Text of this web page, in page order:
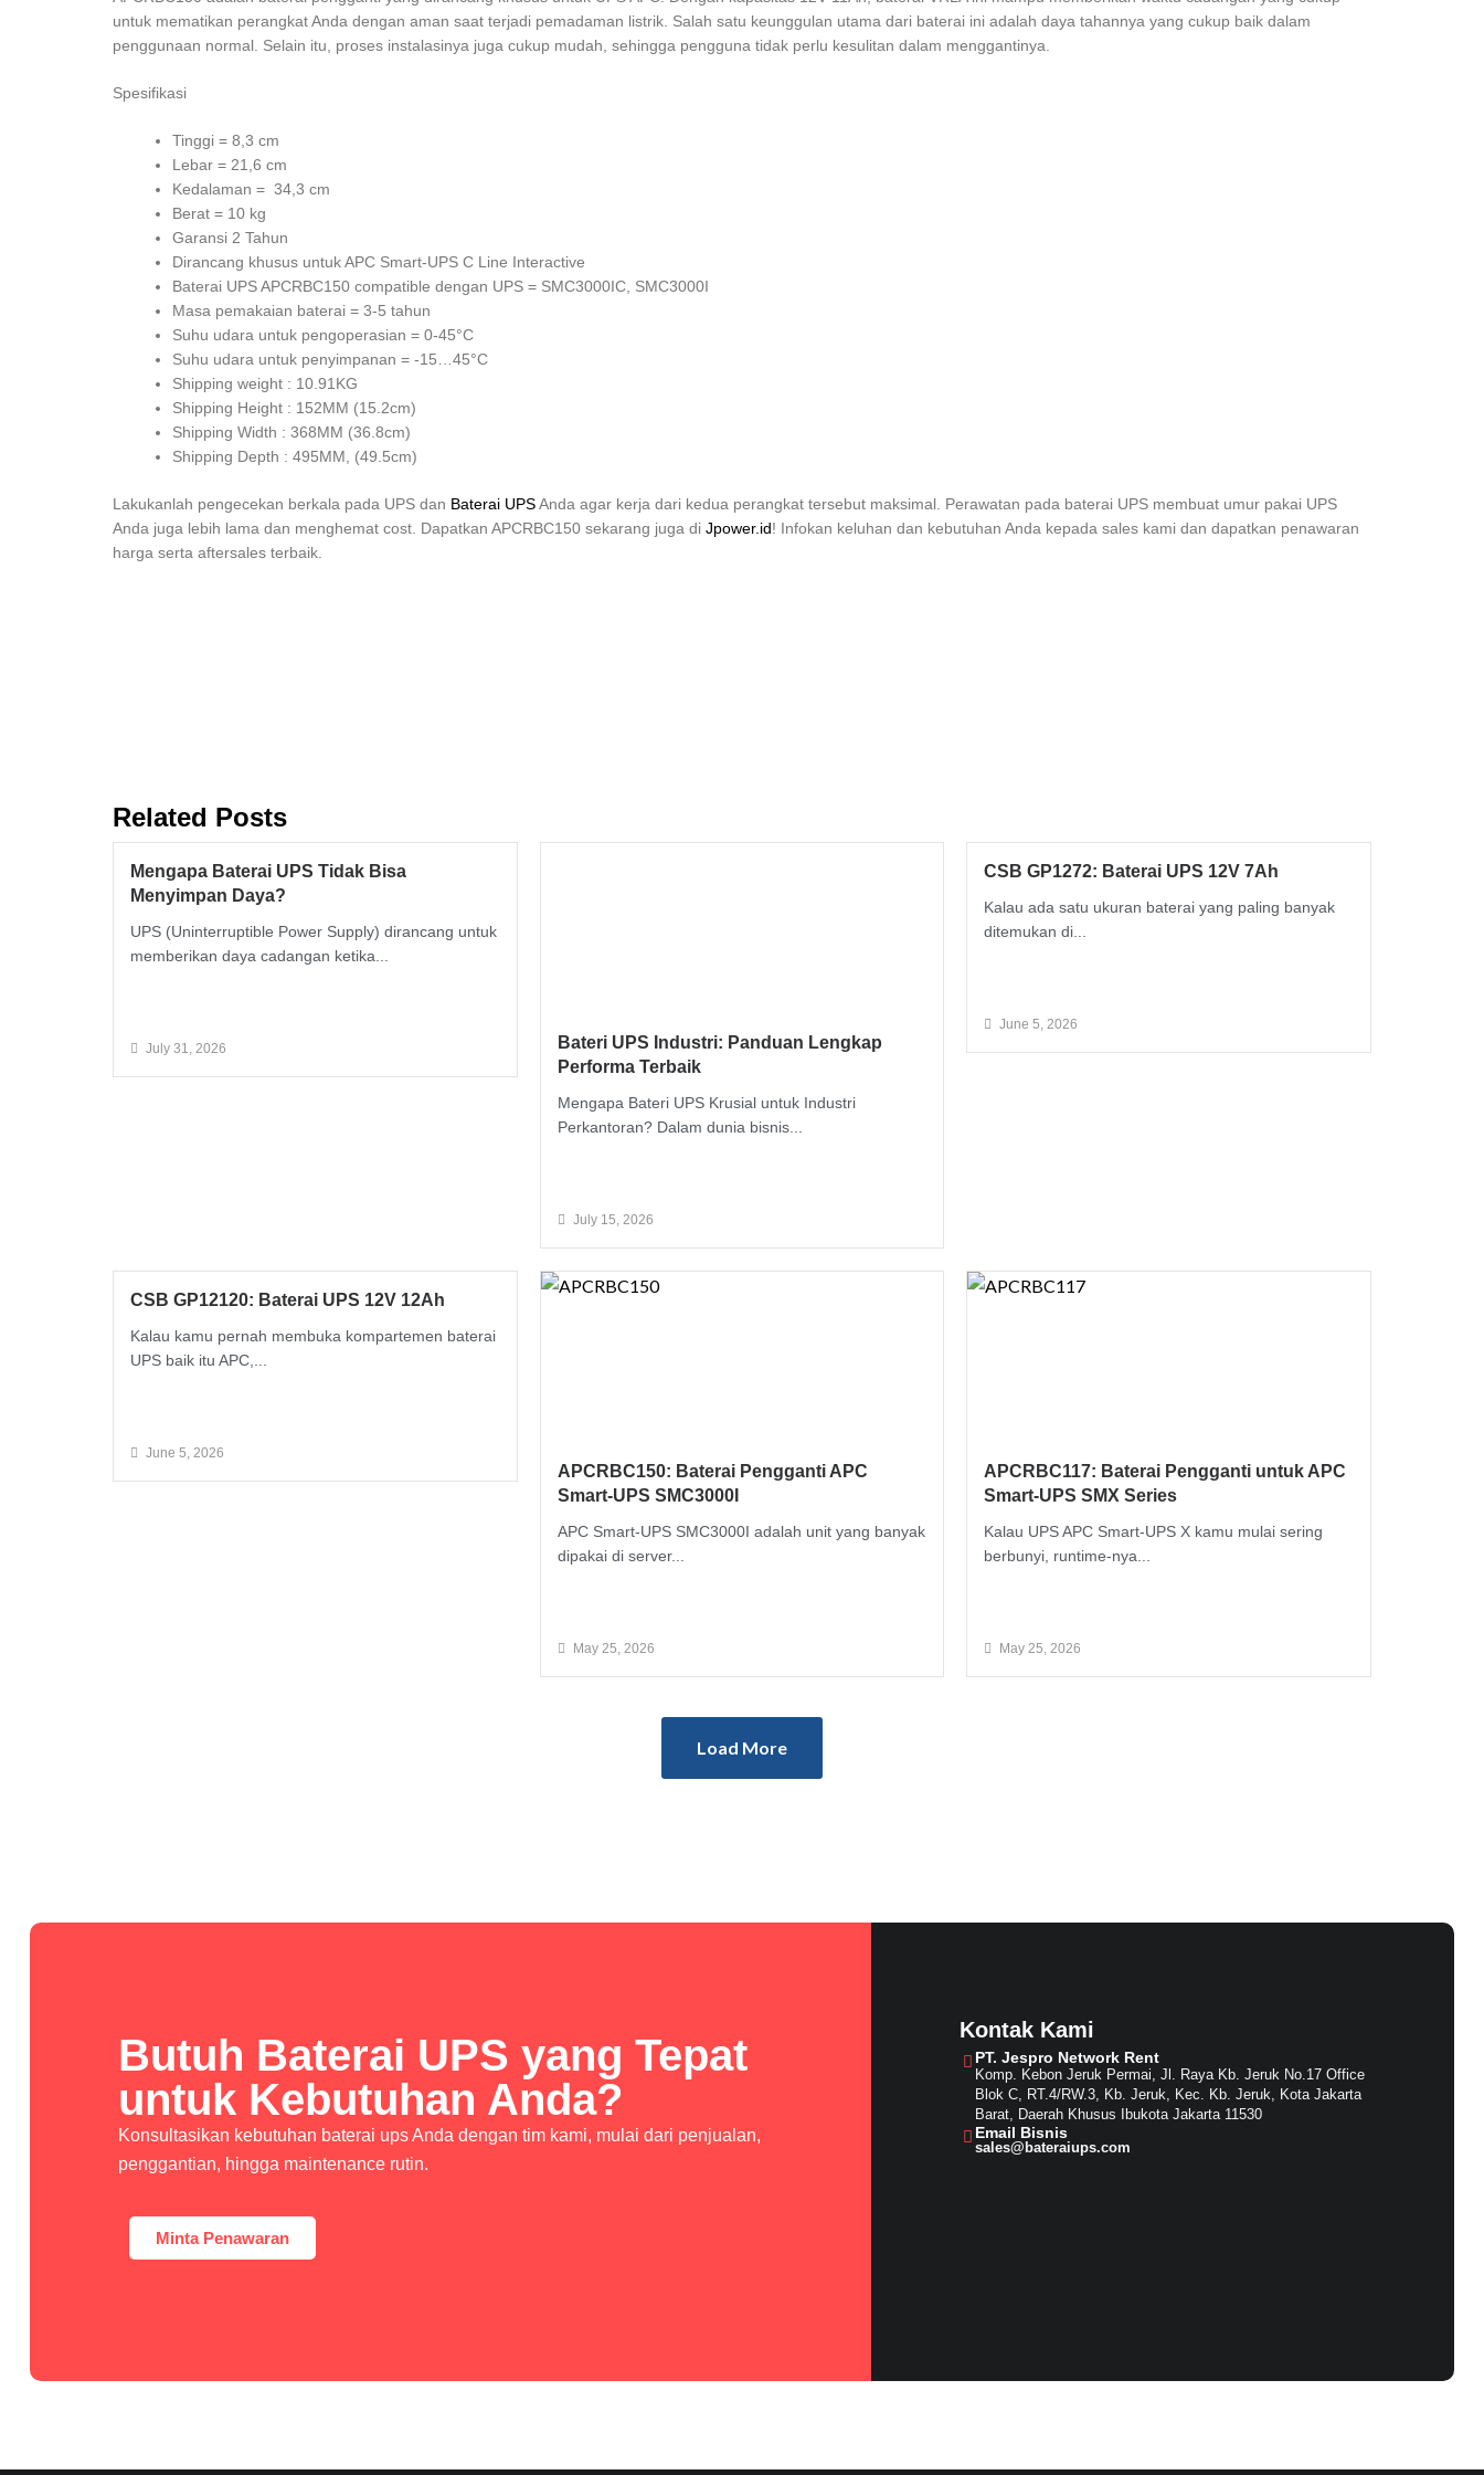
untuk mematikan perangkat Anda dengan aman saat terjadi pemadaman listrik. Salah satu keunggulan utama dari baterai ini adalah daya tahannya yang cukup baik dalam
penggunaan normal. Selain itu, proses instalasinya juga cukup mudah, sehingga pengguna tidak perlu kesulitan dalam menggantinya.
Spesifikasi
Tinggi = 8,3 cm
Lebar = 21,6 cm
Kedalaman = 34,3 cm
Berat = 10 kg
Garansi 2 Tahun
Dirancang khusus untuk APC Smart-UPS C Line Interactive
Baterai UPS APCRBC150 compatible dengan UPS = SMC3000IC, SMC3000I
Masa pemakaian baterai = 3-5 tahun
Suhu udara untuk pengoperasian = 0-45°C
Suhu udara untuk penyimpanan = -15…45°C
Shipping weight : 10.91KG
Shipping Height : 152MM (15.2cm)
Shipping Width : 368MM (36.8cm)
Shipping Depth : 495MM, (49.5cm)
Lakukanlah pengecekan berkala pada UPS dan Baterai UPSAnda agar kerja dari kedua perangkat tersebut maksimal. Perawatan pada baterai UPS membuat umur pakai UPS
Anda juga lebih lama dan menghemat cost. Dapatkan APCRBC150 sekarang juga di Jpower.id! Infokan keluhan dan kebutuhan Anda kepada sales kami dan dapatkan penawaran
harga serta aftersales terbaik.
Related Posts
Mengapa Baterai UPS Tidak Bisa
Menyimpan Daya?
UPS (Uninterruptible Power Supply) dirancang untuk
memberikan daya cadangan ketika...
July 31, 2026
Bateri UPS Industri: Panduan Lengkap
Performa Terbaik
Mengapa Bateri UPS Krusial untuk Industri
Perkantoran? Dalam dunia bisnis...
July 15, 2026
CSB GP1272: Baterai UPS 12V 7Ah
Kalau ada satu ukuran baterai yang paling banyak
ditemukan di...
June 5, 2026
CSB GP12120: Baterai UPS 12V 12Ah
Kalau kamu pernah membuka kompartemen baterai
UPS baik itu APC,...
June 5, 2026
APCRBC150: Baterai Pengganti APC
Smart-UPS SMC3000I
APC Smart-UPS SMC3000I adalah unit yang banyak
dipakai di server...
May 25, 2026
APCRBC117: Baterai Pengganti untuk APC
Smart-UPS SMX Series
Kalau UPS APC Smart-UPS X kamu mulai sering
berbunyi, runtime-nya...
May 25, 2026
Load More
Butuh Baterai UPS yang Tepat
untuk Kebutuhan Anda?
Konsultasikan kebutuhan baterai ups Anda dengan tim kami, mulai dari penjualan,
penggantian, hingga maintenance rutin.
Minta Penawaran
Kontak Kami
PT. Jespro Network Rent​
Komp. Kebon Jeruk Permai, Jl. Raya Kb. Jeruk No.17 Office
Blok C, RT.4/RW.3, Kb. Jeruk, Kec. Kb. Jeruk, Kota Jakarta
Barat, Daerah Khusus Ibukota Jakarta 11530
Email Bisnis​
sales@bateraiups.com